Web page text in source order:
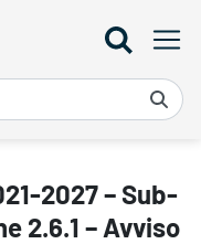
2027 – Sub-
2.6.1 – Avviso